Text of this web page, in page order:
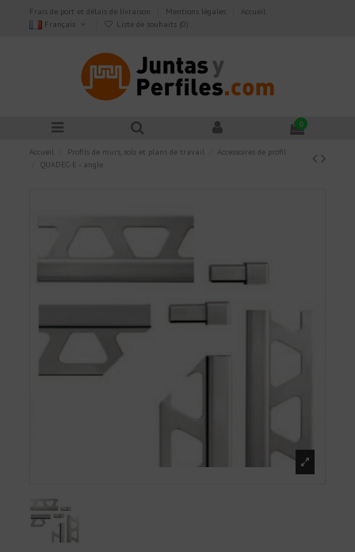
Frais de port et délais de livraison Mentions légales
Accueil
Français
Liste de souhaits (0)
0
Accueil Profils de murs, sols et plans de travail
Accessoires de profil
QUADEC-E - angle